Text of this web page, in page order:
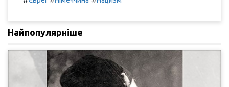
Найпопулярніше